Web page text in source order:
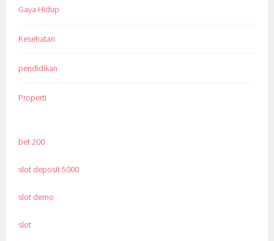
Gaya Hidup
Kesehatan
pendidikan
Properti
bet 200
slot deposit 5000
slot demo
slot